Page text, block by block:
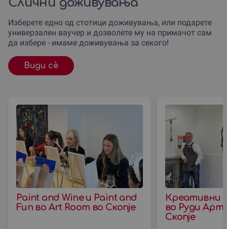
Изберете едно од стотици доживувања, или подарете
универзален ваучер и дозволете му на примачот сам
да избере - имаме доживувања за секого!
Види сè
Paint and Wine и Paint and
Fun во Art Room во Скопје
Креативни
во Руди Арт
Скопје